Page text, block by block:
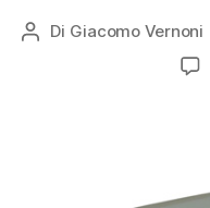
Autore
Di Giacomo Vernoni